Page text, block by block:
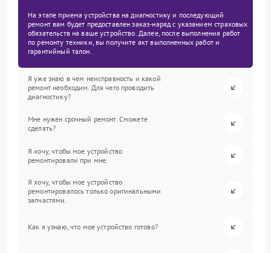
На этапе приема устройства на диагностику и последующий
ремонт вам будет предоставлен заказ-наряд с указанием страховых
обязательств на ваше устройство. Далее, после выполнения работ
по ремонту техники, вы получите акт выполненных работ и
гарантийный талон.
Я уже знаю в чем неисправность и какой
ремонт необходим. Для чего проводить
диагностику?
Мне нужен срочный ремонт. Сможете
сделать?
Я хочу, чтобы мое устройство
ремонтировали при мне.
Я хочу, чтобы мое устройство
ремонтировалось только оригинальными
запчастями.
Как я узнаю, что мое устройство готово?